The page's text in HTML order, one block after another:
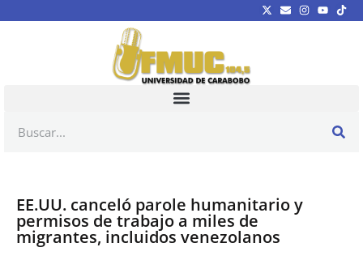
EE.UU. canceló parole humanitario y
permisos de trabajo a miles de
migrantes, incluidos venezolanos